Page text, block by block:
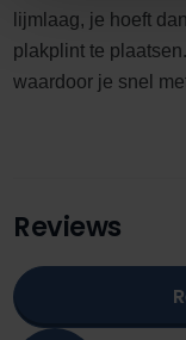
lijmlaag, je hoeft
plakplint te
waardoor je snel
Reviews